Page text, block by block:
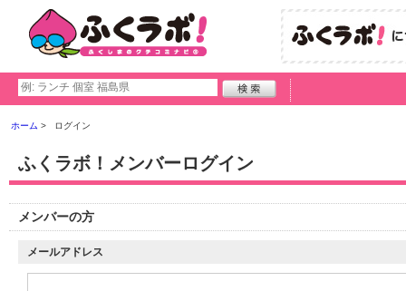
ホーム ログイン
ふくラボ！メンバーログイン
メンバーの方
メールアドレス